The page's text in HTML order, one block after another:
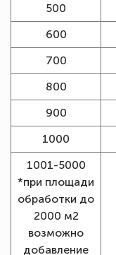
500
600
700
800
900
1000
1001-5000
*при площади
обработки до
2000 м2
возможно
добавление